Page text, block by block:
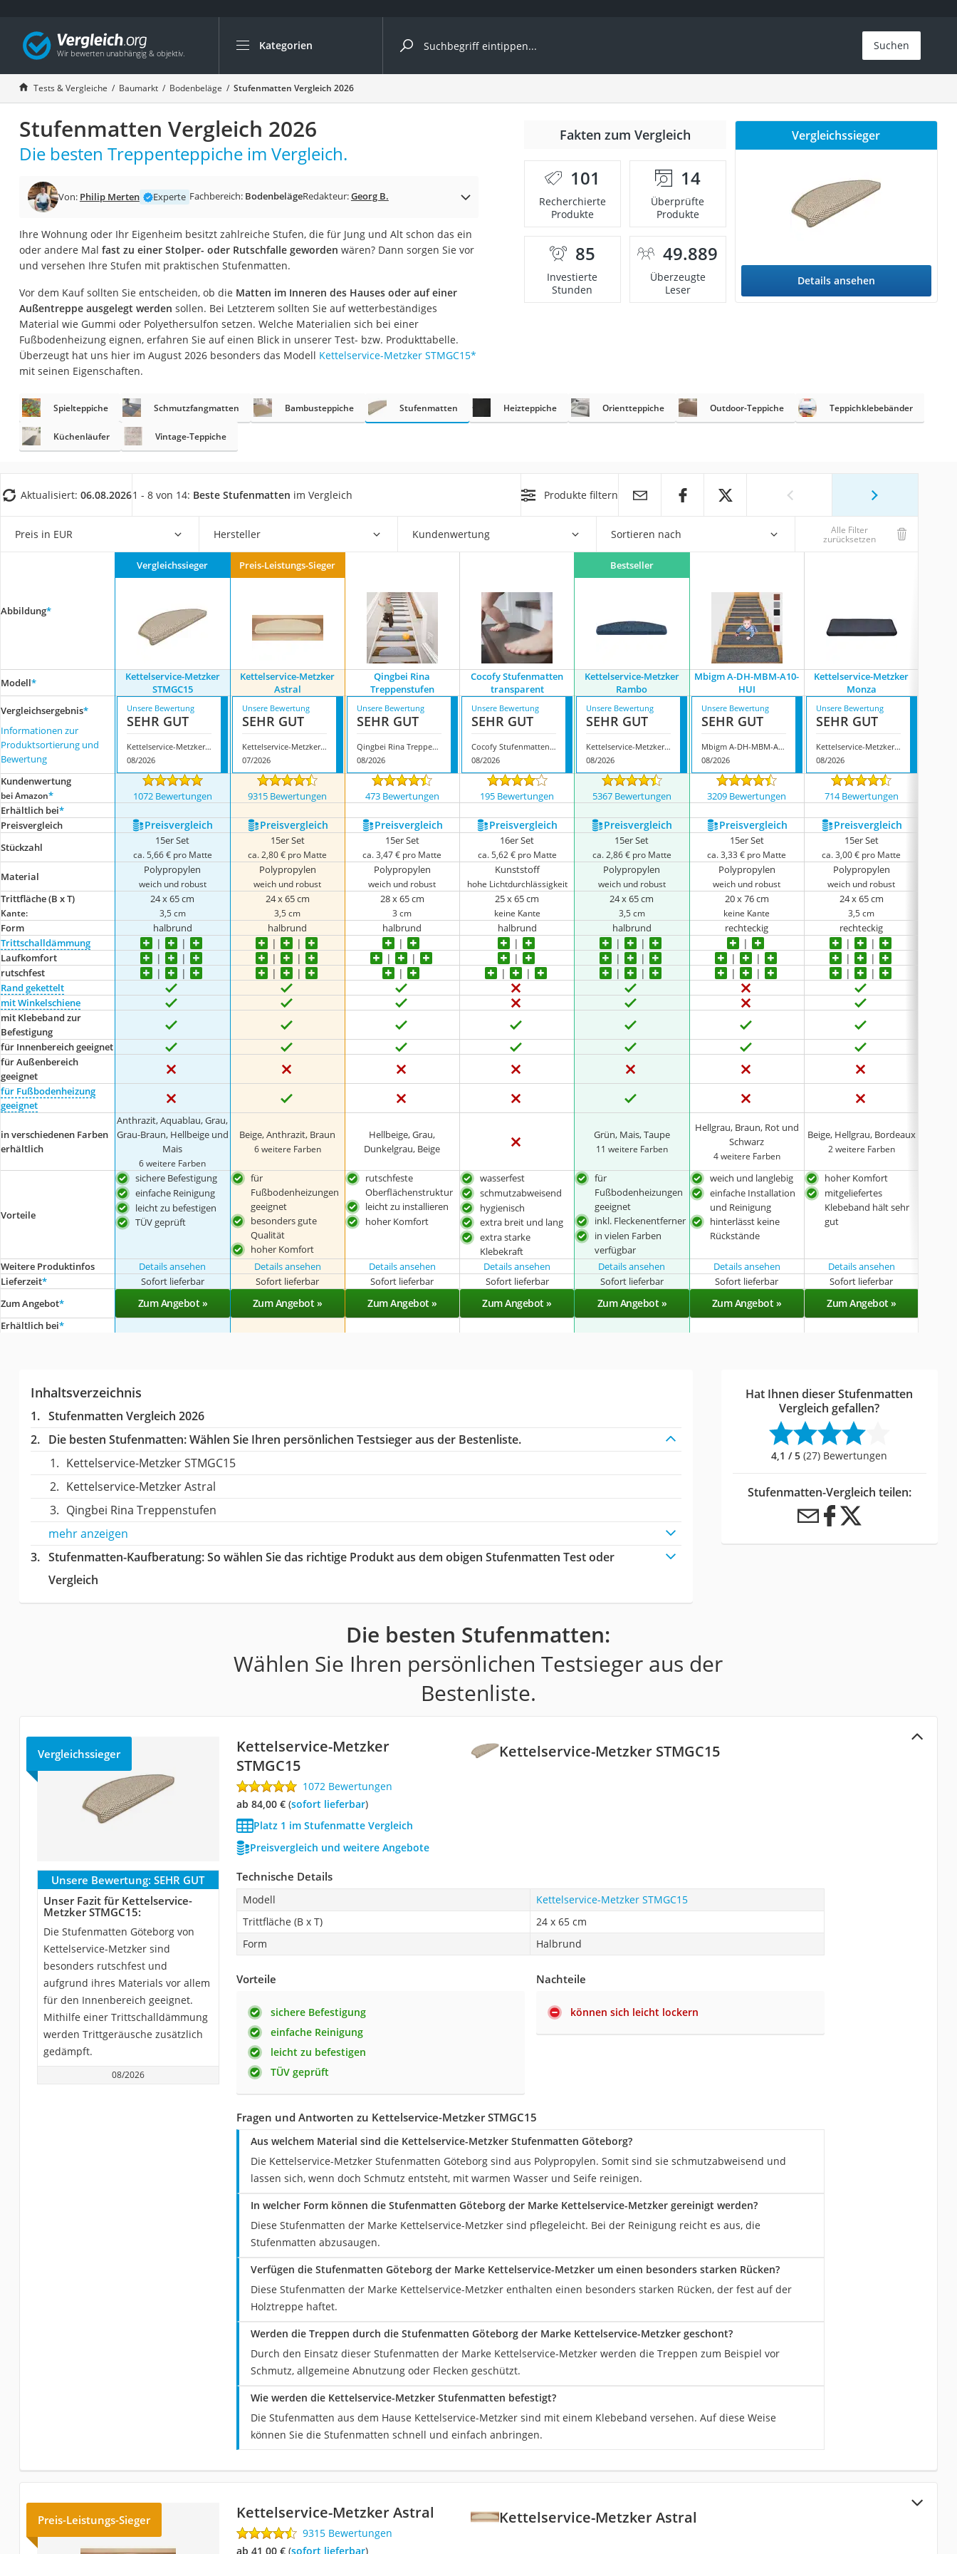
Kategorien
Die beliebtesten Vergleiche nach Kategorie
Baumarkt
Tresor feuerfest
Makita-Akku-Rasenmäher
Kappsäge
Smartes Türschloss
Akku-Rasentrimmer
Split-Klimaanlage 2 Innengeräte
Pelletofen
Tiefbrunnenpumpe
Fliesenschneider
Hochdruckreiniger
Überwachungskamera
Benzinrasenmäher mit Elektrostart
Akku-Laubsauger
Multimeter
Gasdurchlauferhitzer
Service
Suchen
Tests & Vergleiche Baumarkt Bodenbeläge Stufenmatten Vergleich 2026
Stufenmatten Vergleich 2026
Die besten Treppenteppiche im Vergleich.
Von: Philip Merten Experte Fachbereich: BodenbelägeRedakteur:Georg B.
Ihre Wohnung oder Ihr Eigenheim besitzt zahlreiche Stufen, die für Jung und Alt schon das ein
oder andere Mal fast zu einer Stolper- oder Rutschfalle geworden wären? Dann sorgen Sie vor
und versehen Ihre Stufen mit praktischen Stufenmatten.
Vor dem Kauf sollten Sie entscheiden, ob die Matten im Inneren des Hauses oder auf einer
Außentreppe ausgelegt werden sollen. Bei Letzterem sollten Sie auf wetterbeständiges
Material wie Gummi oder Polyethersulfon setzen. Welche Materialien sich bei einer
Fußbodenheizung eignen, erfahren Sie auf einen Blick in unserer Test- bzw. Produkttabelle.
Überzeugt hat uns hier im August 2026 besonders das Modell Kettelservice-Metzker STMGC15*
mit seinen Eigenschaften.
Fakten zum Vergleich
101
Recherchierte
Produkte
14
Überprüfte
Produkte
85
Investierte
Stunden
49.889
Überzeugte
Leser
Vergleichssieger
Details ansehen
Spielteppiche Schmutzfangmatten Bambusteppiche Stufenmatten Heizteppiche Orientteppiche Outdoor-Teppiche Teppichklebebänder
Küchenläufer Vintage-Teppiche
Aktualisiert: 06.08.20261 - 8 von 14: Beste Stufenmatten im Vergleich Produkte filtern
Preis in EUR Hersteller Kundenwertung Sortieren nach Alle Filter
zurücksetzen
Abbildung*
Vergleichssieger Preis-Leistungs-Sieger Bestseller
Modell*
Kettelservice-Metzker
STMGC15
Kettelservice-Metzker
Astral
Qingbei Rina
Treppenstufen
Cocofy Stufenmatten
transparent
Kettelservice-Metzker
Rambo
Mbigm A-DH-MBM-A10-
HUI
Kettelservice-Metzker
Monza
Vergleichsergebnis*
Informationen zur
Produktsortierung und
Bewertung
Unsere Bewertung
SEHR GUT
Kettelservice-Metzker STMGC15
08/2026
Unsere Bewertung
SEHR GUT
Kettelservice-Metzker Astral
07/2026
Unsere Bewertung
SEHR GUT
Qingbei Rina Treppenstufen
08/2026
Unsere Bewertung
SEHR GUT
Cocofy Stufenmatten transparent
08/2026
Unsere Bewertung
SEHR GUT
Kettelservice-Metzker Rambo
08/2026
Unsere Bewertung
SEHR GUT
Mbigm A-DH-MBM-A10-HUI
08/2026
Unsere Bewertung
SEHR GUT
Kettelservice-Metzker Monza
08/2026
Kundenwertung
bei Amazon* 1072 Bewertungen 9315 Bewertungen 473 Bewertungen 195 Bewertungen 5367 Bewertungen 3209 Bewertungen 714 Bewertungen
Erhältlich bei*
Preis­vergleich
Preis­vergleich Preis­vergleich Preis­vergleich Preis­vergleich Preis­vergleich Preis­vergleich Preis­vergleich
Stückzahl
15er Set
ca. 5,66 € pro Matte
15er Set
ca. 2,80 € pro Matte
15er Set
ca. 3,47 € pro Matte
16er Set
ca. 5,62 € pro Matte
15er Set
ca. 2,86 € pro Matte
15er Set
ca. 3,33 € pro Matte
15er Set
ca. 3,00 € pro Matte
Material
Polypropylen
weich und robust
Polypropylen
weich und robust
Polypropylen
weich und robust
Kunststoff
hohe Lichtdurchlässigkeit
Polypropylen
weich und robust
Polypropylen
weich und robust
Polypropylen
weich und robust
Trittfläche (B x T)
Kante:
24 x 65 cm
3,5 cm
24 x 65 cm
3,5 cm
28 x 65 cm
3 cm
25 x 65 cm
keine Kante
24 x 65 cm
3,5 cm
20 x 76 cm
keine Kante
24 x 65 cm
3,5 cm
Form halbrund halbrund halbrund halbrund halbrund rechteckig rechteckig
Trittschalldämmung
Laufkomfort
rutschfest
Rand gekettelt
mit Winkelschiene
mit Klebeband zur
Befestigung
für Innenbereich geeignet
für Außenbereich
geeignet
für Fußbodenheizung
geeignet
in verschiedenen Farben
erhältlich
Anthrazit, Aquablau, Grau,
Grau-Braun, Hellbeige und
Mais
6 weitere Farben
Beige, Anthrazit, Braun
6 weitere Farben
Hellbeige, Grau,
Dunkelgrau, Beige
Grün, Mais, Taupe
11 weitere Farben
Hellgrau, Braun, Rot und
Schwarz
4 weitere Farben
Beige, Hellgrau, Bordeaux
2 weitere Farben
Vorteile
sichere Befestigung
einfache Reinigung
leicht zu befestigen
TÜV geprüft
für
Fußbodenheizungen
geeignet
besonders gute
Qualität
hoher Komfort
rutschfeste
Oberflächenstruktur
leicht zu installieren
hoher Komfort
wasserfest
schmutzabweisend
hygienisch
extra breit und lang
extra starke
Klebekraft
für
Fußbodenheizungen
geeignet
inkl. Fleckenentferner
in vielen Farben
verfügbar
weich und langlebig
einfache Installation
und Reinigung
hinterlässt keine
Rückstände
hoher Komfort
mitgeliefertes
Klebeband hält sehr
gut
Weitere Produktinfos Details ansehen Details ansehen Details ansehen Details ansehen Details ansehen Details ansehen Details ansehen
Lieferzeit* Sofort lieferbar Sofort lieferbar Sofort lieferbar Sofort lieferbar Sofort lieferbar Sofort lieferbar Sofort lieferbar
Zum Angebot* Zum Angebot » Zum Angebot » Zum Angebot » Zum Angebot » Zum Angebot » Zum Angebot » Zum Angebot »
Erhältlich bei*
Inhaltsverzeichnis
Stufenmatten Vergleich 2026
Die besten Stufenmatten:Wählen Sie Ihren persönlichen Testsieger aus der Bestenliste.
Kettelservice-Metzker STMGC15
Kettelservice-Metzker Astral
Qingbei Rina Treppenstufen
mehr anzeigen
Stufenmatten-Kaufberatung: So wählen Sie das richtige Produkt aus dem obigen Stufenmatten Test oder
Vergleich
Hat Ihnen dieser Stufenmatten
Vergleich gefallen?
4,1 / 5 (27) Bewertungen
Stufenmatten-Vergleich teilen:
Die besten Stufenmatten:
Wählen Sie Ihren persönlichen Testsieger aus der
Bestenliste.
Kettelservice-Metzker STMGC15
Vergleichssieger
Kettelservice-Metzker
STMGC15
1072 Bewertungen
ab 84,00 €( Sofort lieferbar)
Platz 1 im Stufenmatte Vergleich
Preisvergleich und weitere Angebote
Unsere Bewertung: SEHR GUT
Unser Fazit für Kettelservice-
Metzker STMGC15:
Die Stufenmatten Göteborg von
Kettelservice-Metzker sind
besonders rutschfest und
aufgrund ihres Materials vor allem
für den Innenbereich geeignet.
Mithilfe einer Trittschalldämmung
werden Trittgeräusche zusätzlich
gedämpft.
08/2026
Technische Details
Modell
Kettelservice-Metzker STMGC15
Trittfläche (B x T)
24 x 65 cm
Form
Halbrund
Vorteile
sichere Befestigung
einfache Reinigung
leicht zu befestigen
TÜV geprüft
Nachteile
können sich leicht lockern
Fragen und Antworten zu Kettelservice-Metzker STMGC15
Aus welchem Material sind die Kettelservice-Metzker Stufenmatten Göteborg?
Die Kettelservice-Metzker Stufenmatten Göteborg sind aus Polypropylen. Somit sind sie schmutzabweisend und
lassen sich, wenn doch Schmutz entsteht, mit warmen Wasser und Seife reinigen.
In welcher Form können die Stufenmatten Göteborg der Marke Kettelservice-Metzker gereinigt werden?
Diese Stufenmatten der Marke Kettelservice-Metzker sind pflegeleicht. Bei der Reinigung reicht es aus, die
Stufenmatten abzusaugen.
Verfügen die Stufenmatten Göteborg der Marke Kettelservice-Metzker um einen besonders starken Rücken?
Diese Stufenmatten der Marke Kettelservice-Metzker enthalten einen besonders starken Rücken, der fest auf der
Holztreppe haftet.
Werden die Treppen durch die Stufenmatten Göteborg der Marke Kettelservice-Metzker geschont?
Durch den Einsatz dieser Stufenmatten der Marke Kettelservice-Metzker werden die Treppen zum Beispiel vor
Schmutz, allgemeine Abnutzung oder Flecken geschützt.
Wie werden die Kettelservice-Metzker Stufenmatten befestigt?
Die Stufenmatten aus dem Hause Kettelservice-Metzker sind mit einem Klebeband versehen. Auf diese Weise
können Sie die Stufenmatten schnell und einfach anbringen.
Kettelservice-Metzker Astral
Preis-Leistungs-Sieger Kettelservice-Metzker Astral
9315 Bewertungen
ab 41,00 €( Sofort lieferbar)